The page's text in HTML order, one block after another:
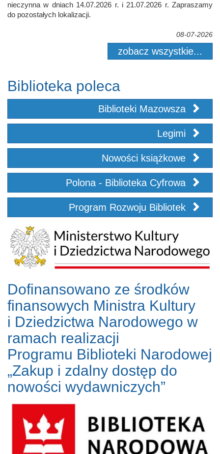
nieczynna w dniach 14.07.2026 r. i 21.07.2026 r. Zapraszamy
do pozostałych lokalizacji.
08-07-2026
zobacz wszystkie...
Biblioteka poleca
Biblioteki Mazowsza
Legimi
Nowości książkowe
Polona - Biblioteka Cyfrowa
Program Rozwoju Bibliotek
Dofinansowano ze środków
finansowych Ministra Kultury
i Dziedzictwa Narodowego w
ramach realizacji
Programu Biblioteki Narodowej
„Zakup i zdalny dostęp do
nowości wydawniczych”